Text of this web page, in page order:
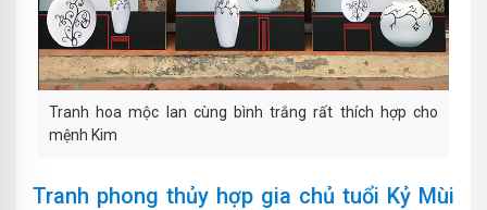
Tranh hoa mộc lan cùng bình trắng rất thích hợp cho
mệnh Kim
Tranh phong thủy hợp gia chủ tuổi Kỷ Mùi